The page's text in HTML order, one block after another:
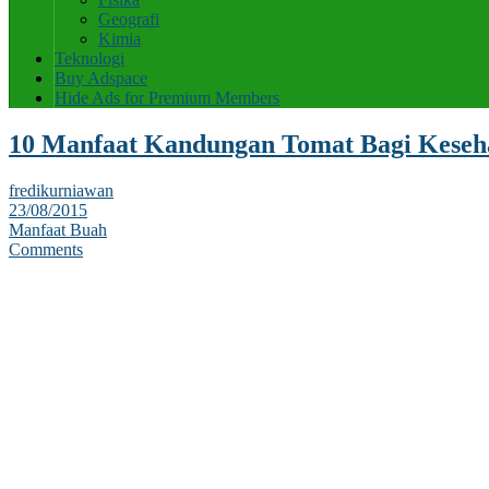
Geografi
Kimia
Teknologi
Buy Adspace
Hide Ads for Premium Members
10 Manfaat Kandungan Tomat Bagi
fredikurniawan
23/08/2015
Manfaat Buah
Comments